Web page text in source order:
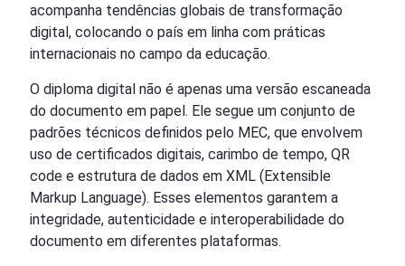
acompanha tendências globais de transformação
digital, colocando o país em linha com práticas
internacionais no campo da educação.
O diploma digital não é apenas uma versão escaneada
do documento em papel. Ele segue um conjunto de
padrões técnicos definidos pelo MEC, que envolvem
uso de certificados digitais, carimbo de tempo, QR
code e estrutura de dados em XML (Extensible
Markup Language). Esses elementos garantem a
integridade, autenticidade e interoperabilidade do
documento em diferentes plataformas.